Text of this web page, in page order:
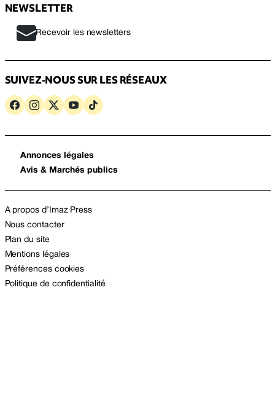
NEWSLETTER
Recevoir les newsletters
SUIVEZ-NOUS SUR LES RÉSEAUX
Annonces légales
Avis & Marchés publics
A propos d’Imaz Press
Nous contacter
Plan du site
Mentions légales
Préférences cookies
Politique de confidentialité